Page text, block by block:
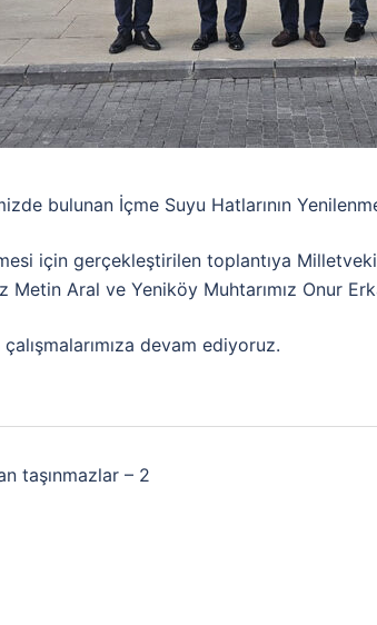
bulunan İçme Suyu Hatlarının
için gerçekleştirilen toplantıya
Metin Aral ve Yeniköy Muhtarımız Onur
devam ediyoruz.
taşınmazlar – 2